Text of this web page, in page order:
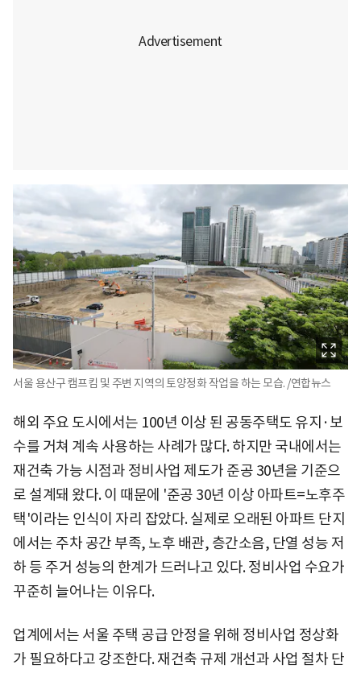
서울 용산구 캠프킴 및 주변 지역의 토양정화 작업을 하는 모습. /연합뉴스
해외 주요 도시에서는 100년 이상 된 공동주택도 유지·보
수를 거쳐 계속 사용하는 사례가 많다. 하지만 국내에서는
재건축 가능 시점과 정비사업 제도가 준공 30년을 기준으
로 설계돼 왔다. 이 때문에 '준공 30년 이상 아파트=노후주
택'이라는 인식이 자리 잡았다. 실제로 오래된 아파트 단지
에서는 주차 공간 부족, 노후 배관, 층간소음, 단열 성능 저
하 등 주거 성능의 한계가 드러나고 있다. 정비사업 수요가
꾸준히 늘어나는 이유다.
업계에서는 서울 주택 공급 안정을 위해 정비사업 정상화
가 필요하다고 강조한다. 재건축 규제 개선과 사업 절차 단